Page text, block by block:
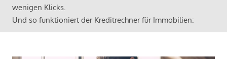
wenigen Klicks.
Und so funktioniert der Kreditrechner für Immobilien: